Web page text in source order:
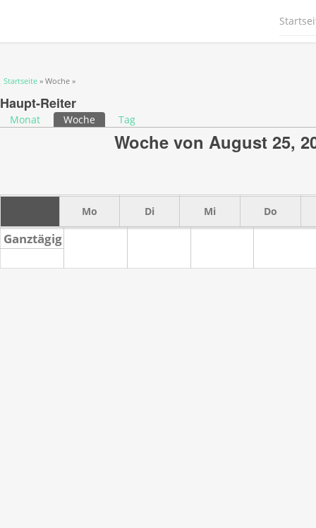
Sie sind hier
Startseite » Woche »
Haupt-Reiter
Monat Woche (aktiver Reiter)
Tag
Woche von August 25,
Mo Di Mi Do
Ganztägig